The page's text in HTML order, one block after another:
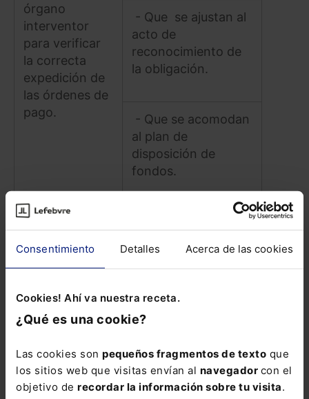
Consentimiento Detalles Acerca de las cookies
Cookies! Ahí va nuestra receta.
¿Qué es una cookie?
Las cookies son pequeños fragmentos de texto que
los sitios web que visitas envían al navegador con el
objetivo de recordar la información sobre tu visita.
órgano
interventor
para verificar
la correcta
expedición de
las órdenes de
pago.
- Que se ajustan al
acto de
reconocimiento de
la obligación.
- Que se acomodan
al plan de
disposición de
fondos.
Intervención material del pago (Fase K/R)
La
material del
pago es la
facultad que
La
incluirá: